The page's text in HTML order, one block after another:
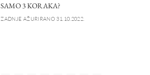
SAMO 3 KORAKA?
ZADNJE AŽURIRANO 31.10.2022.